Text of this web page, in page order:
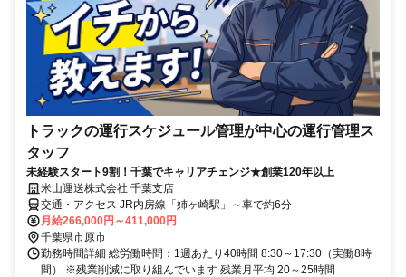
トラックの運行スケジュール管理が中心の運行管理ス
タッフ
未経験スタート9割！千葉でキャリアチェンジ★創業120年以上
米山運送株式会社 千葉支店
交通・アクセス JR内房線「姉ヶ崎駅」～車で約6分
月給266,000円～411,000円
千葉県市原市
勤務時間詳細 総労働時間：1週あたり40時間 8:30～17:30（実働8時
間） ※残業削減に取り組んでいます 残業月平均 20～25時間